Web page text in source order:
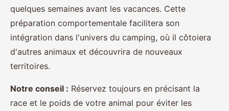
quelques semaines avant les vacances. Cette
préparation comportementale facilitera son
intégration dans l'univers du camping, où il côtoiera
d'autres animaux et découvrira de nouveaux
territoires.
Notre conseil : Réservez toujours en précisant la
race et le poids de votre animal pour éviter les